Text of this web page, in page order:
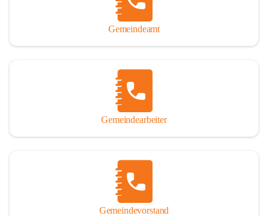
individuellen Möglichkeiten mit bestem Wissen und Gewissen
Andreas Rohatsch wurde auf das System der Fußnoten verzichtet.
Wo eine genaue Quellenangabe sinnvoll und notwendig erschien,
sind die entsprechenden Quellenhinweise in den fließenden Text
eingearbeitet. Der leichteren Lesbarkeit halber ist auch von einer
streng gendergerechten Ausdrucksform Abstand genommen
So darf ich Sie zu einer interessanten, vergnüglichen und
manchmal auch nachdenklich machenden Zeitreise durch die
Jahrhunderte, ja Jahrtausende alte Geschichte von der Steinzeit
Gemeindeamt
Gemeindearbeiter
Gemeindevorstand